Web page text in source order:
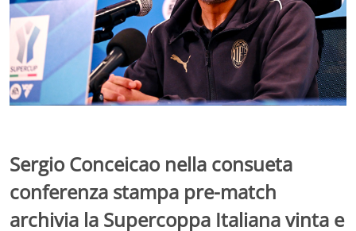
Sergio Conceicao nella consueta
conferenza stampa pre-match
archivia la Supercoppa Italiana vinta e